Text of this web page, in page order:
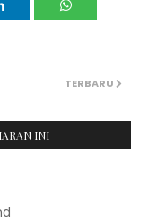
TERBARU
INI